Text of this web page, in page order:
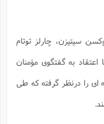
سیتیزن، چارلز توتام
به گفتگوی مؤمنان
را درنظر گرفته که طی